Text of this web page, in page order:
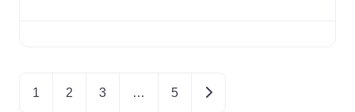
Beitragsnavigation
1 2 3 … 5 Ältere Beiträge